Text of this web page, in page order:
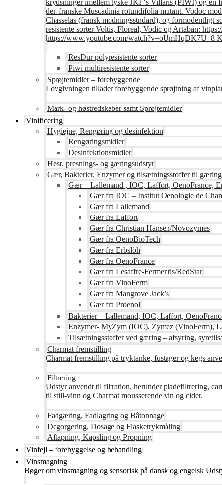
krydsninger imellem tyske JKI ‘s Villaris (PIWI) og en
den franske Muscadinia rotundifolia mutant. Vodoc
Chasselas (fransk modningsstndard), og formodentligt
resistente sorter Voltis, Floreal, Vodic og Artaban:
https://www.youtube.com/watch?v=oUmHqDK7U_8
ResDur polyresistente sorter
Piwi multiresistente sorter
Sprøjtemidler – forebyggende
Lovgivningen tillader forebyggende sprøjtning af
Mark- og høstredskaber samt Sprøjtemidler
Vinificering
Hygiejne, Rengøring og desinfektion
Rengøringsmidler
Desinfektionsmidler
Høst, presnings- og gæringsudstyr
Gær, Bakterier, Enzymer og tilsætningsstoffer til gæring
Gær – Lallemand , IOC, Laffort, OenoFrance,
Gær fra IOC – Institut Oenologie de
Gær fra Lallemand
Gær fra Laffort
Gær fra Christian Hansen/Novozymes
Gær fra OenoBioTech
Gær fra Erbslöh
Gær fra OenoFrance
Gær fra Lesaffre-Fermentis/RedStar
Gær fra VinoFerm
Gær fra Mangrove Jack’s
Gær fra Proenol
Bakterier – Lallemand, IOC, Laffort,
Enzymer- MyZym (IOC), Zymez (VinoFerm),
Tilsætningsstoffer ved gæring – afsyring,
Charmat fremstilling
Charmat fremstilling på tryktanke, fustager og kegs
Filtrering
Udstyr anvendt til filtration, herunder pladefiltrering,
til still-vinn og Charmat mousserende vin og cider.
Fadgæring, Fadlagring og Bâtonnage
Degorgering, Dosage og Flasketrykmåling
Aftapning, Kapsling og Propning
Vinfejl – forebyggelse og behandling
Vinsmagning
Bøger om vinsmagning og sensorisk på dansk og engelsk